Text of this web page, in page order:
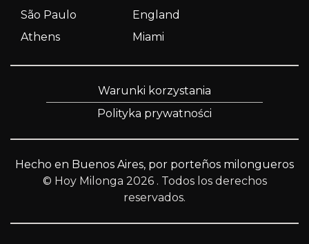
São Paulo
England
Athens
Miami
Warunki korzystania
Polityka prywatności
Hecho en Buenos Aires, por porteños milongueros
© Hoy Milonga 2026 . Todos los derechos
reservados.